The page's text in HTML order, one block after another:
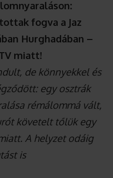
fogva a Jaz
Hurghadában –
miatt!
de könnyekkel és
egy osztrák
rémálommá vált,
követelt tőlük egy
A helyzet odáig
is